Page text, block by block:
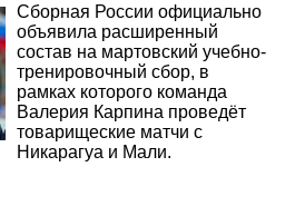
Сборная России официально
объявила расширенный
состав на мартовский учебно-
тренировочный сбор, в
рамках которого команда
Валерия Карпина проведёт
товарищеские матчи с
Никарагуа и Мали.